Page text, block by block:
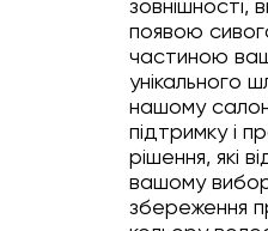
зовнішності,
появою
частиною
унікального
нашому
підтримку і
рішення, які
вашому
збереження